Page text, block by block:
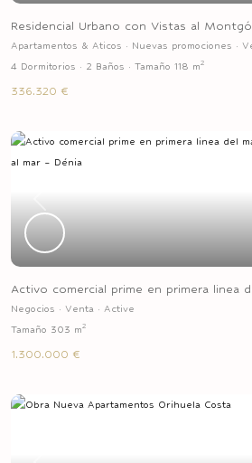
Residencial Urbano con Vistas al
Apartamentos & Aticos · Nuevas promociones ·
4 Dormitorios · 2 Baños · Tamaño 118 m2
336.320 €
Activo comercial prime en primera linea
Negocios · Venta · Active
Tamaño 303 m2
1.300.000 €